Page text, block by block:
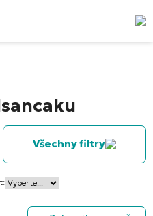
Všechny filtry